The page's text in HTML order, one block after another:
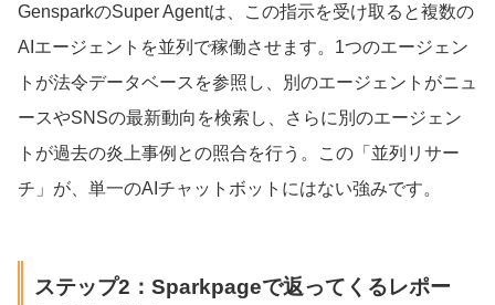
GensparkのSuper Agentは、この指示を受け取ると複数の
AIエージェントを並列で稼働させます。1つのエージェン
トが法令データベースを参照し、別のエージェントがニュ
ースやSNSの最新動向を検索し、さらに別のエージェン
トが過去の炎上事例との照合を行う。この「並列リサー
チ」が、単一のAIチャットボットにはない強みです。
ステップ2：Sparkpageで返ってくるレポー